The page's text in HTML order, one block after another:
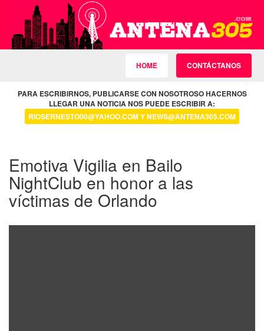
HOME CONTÁCTANOS
PARA ESCRIBIRNOS, PUBLICARSE CON NOSOTROSO HACERNOS
LLEGAR UNA NOTICIA NOS PUEDE ESCRIBIR A:
RIOSERNESTO00@YAHOO.COM Y NEWS@ANTENA305.COM
Emotiva Vigilia en Bailo
NightClub en honor a las
víctimas de Orlando